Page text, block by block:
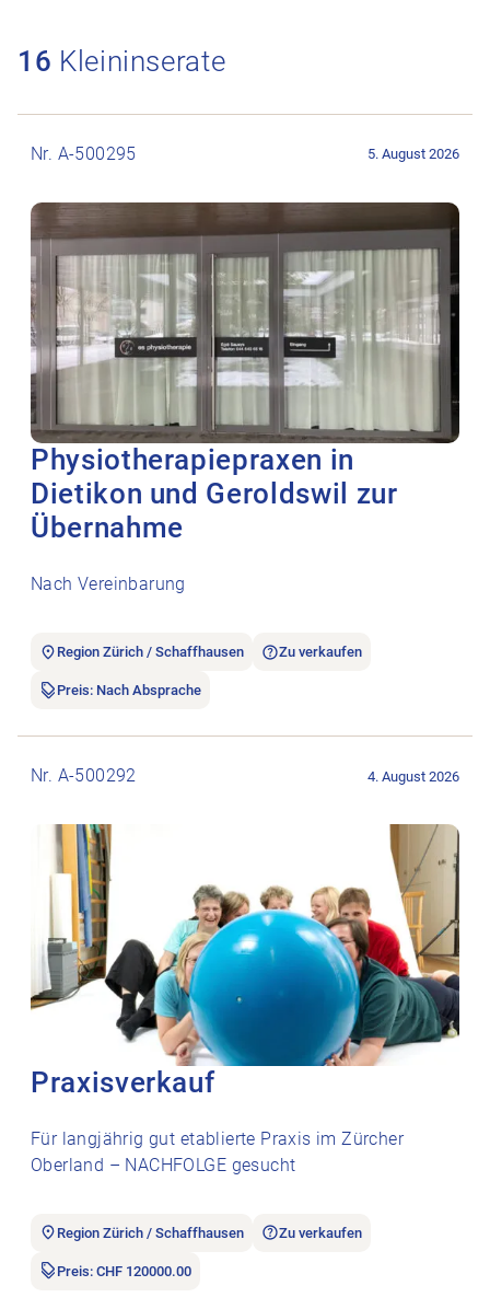
16 Kleininserate
Nr. A-500295 5. August 2026
Physiotherapiepraxen in
Dietikon und Geroldswil zur
Übernahme
Nach Vereinbarung
Region Zürich / Schaffhausen Zu verkaufen
Preis: Nach Absprache
Nr. A-500292 4. August 2026
Praxisverkauf
Für langjährig gut etablierte Praxis im Zürcher
Oberland – NACHFOLGE gesucht
Region Zürich / Schaffhausen Zu verkaufen
Preis: CHF 120000.00